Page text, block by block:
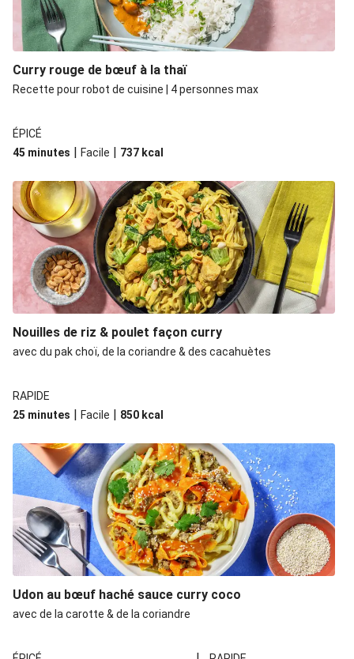
Curry rouge de bœuf à la thaï
Recette pour robot de cuisine | 4 personnes max
ÉPICÉ
45 minutes | Facile | 737 kcal
Nouilles de riz & poulet façon curry
avec du pak choï, de la coriandre & des cacahuètes
RAPIDE
25 minutes | Facile | 850 kcal
Udon au bœuf haché sauce curry coco
avec de la carotte & de la coriandre